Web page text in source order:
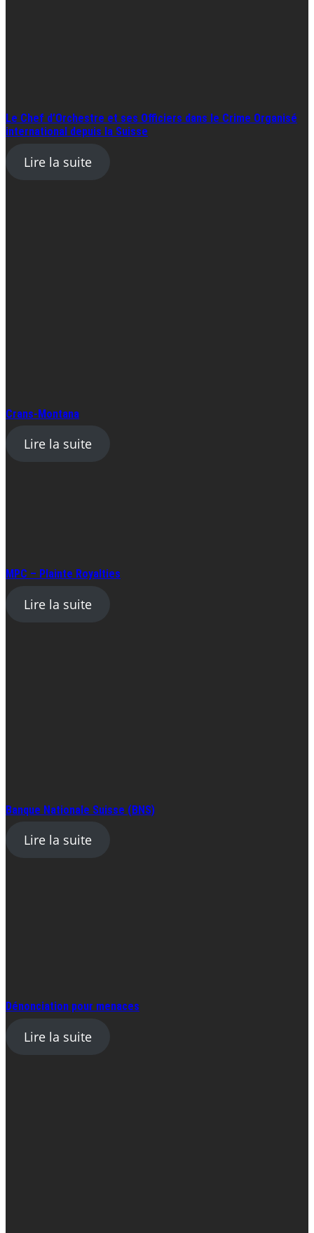
Le Chef d’Orchestre et ses Officiers dans le Crime Organisé
international depuis la Suisse
Lire la suite
Crans-Montana
Lire la suite
MPC – Plainte Royalties
Lire la suite
Banque Nationale Suisse (BNS)
Lire la suite
Dénonciation pour menaces
Lire la suite